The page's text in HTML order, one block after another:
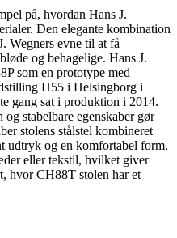
på, hvordan Hans J.
Den elegante kombination
Wegners evne til at få
og behagelige. Hans J.
som en prototype med
H55 i Helsingborg i
gang sat i produktion i 2014.
stabelbare egenskaber gør
stolens stålstel kombineret
udtryk og en komfortabel form.
eller tekstil, hvilket giver
hvor CH88T stolen har et